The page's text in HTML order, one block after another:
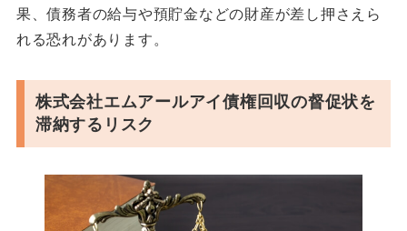
果、債務者の給与や預貯金などの財産が差し押さえら
れる恐れがあります。
株式会社エムアールアイ債権回収の督促状を
滞納するリスク